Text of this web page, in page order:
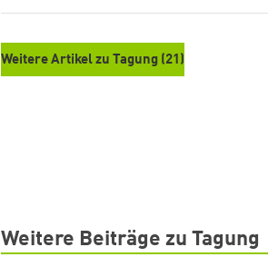
Weitere Artikel zu Tagung (21)
Weitere Beiträge zu Tagung